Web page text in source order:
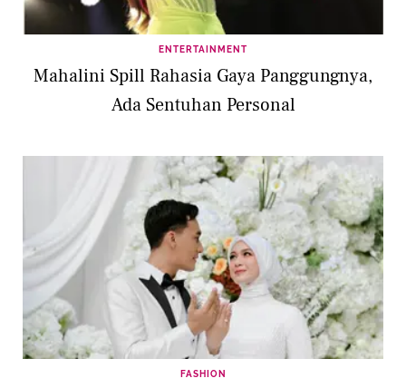
ENTERTAINMENT
Mahalini Spill Rahasia Gaya Panggungnya,
Ada Sentuhan Personal
FASHION